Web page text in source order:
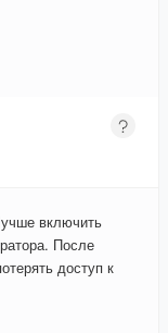
включить
После
доступ к